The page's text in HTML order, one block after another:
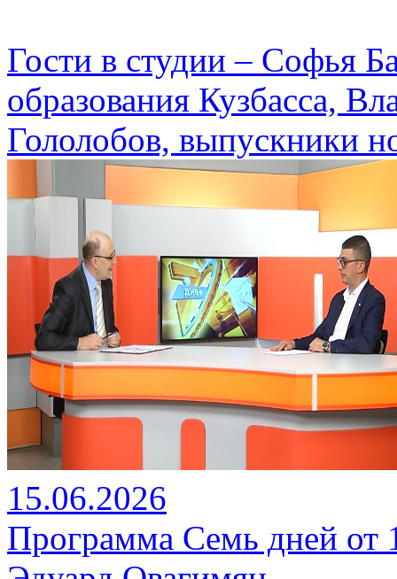
Гости в студии – Софья
образования Кузбасса,
Гололобов, выпускники
15.06.2026
Программа Семь дней от